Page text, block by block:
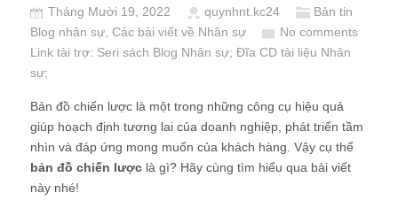
Tháng Mười 19, 2022 quynhnt.kc24
Bản tin
Blog nhân sự Các bài viết về Nhân sự
No comments
Link tài trợ: Seri sách Blog Nhân sự; Đĩa CD tài liệu Nhân
sự;
Bản đồ chiến lược là một trong những công cụ hiệu quả
giúp hoạch định tương lai của doanh nghiệp, phát triển tầm
nhìn và đáp ứng mong muốn của khách hàng. Vậy cụ thể
bản đồ chiến lược là gì? Hãy cùng tìm hiểu qua bài viết
này nhé!